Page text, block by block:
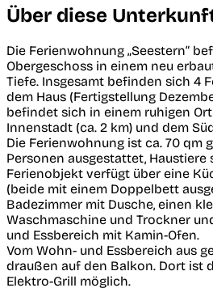
Über diese
Die Ferienwohnung „Seestern“
Obergeschoss in einem neu
Tiefe. Insgesamt befinden sich 4
dem Haus (Fertigstellung
befindet sich in einem ruhigen
Innenstadt (ca. 2 km) und dem
Die Ferienwohnung ist ca. 70 qm
Personen ausgestattet,
Ferienobjekt verfügt über eine
(beide mit einem Doppelbett
Badezimmer mit Dusche, einen
Waschmaschine und Trockner
und Essbereich mit Kamin-Ofen.
Vom Wohn- und Essbereich aus
draußen auf den Balkon. Dort ist
Elektro-Grill möglich.